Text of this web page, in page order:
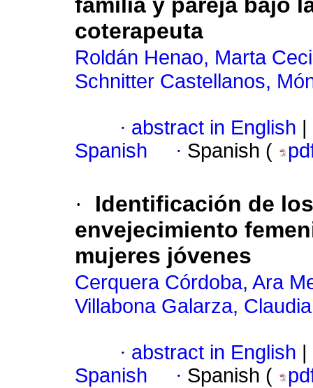
familia y pareja bajo
coterapeuta
Roldán Henao, Marta
Schnitter Castellanos,
· abstract in English
Spanish
· Spanish (
·
Identificación de
envejecimiento
mujeres jóvenes
Cerquera Córdoba, Ara
Villabona Galarza,
· abstract in English
Spanish
· Spanish (